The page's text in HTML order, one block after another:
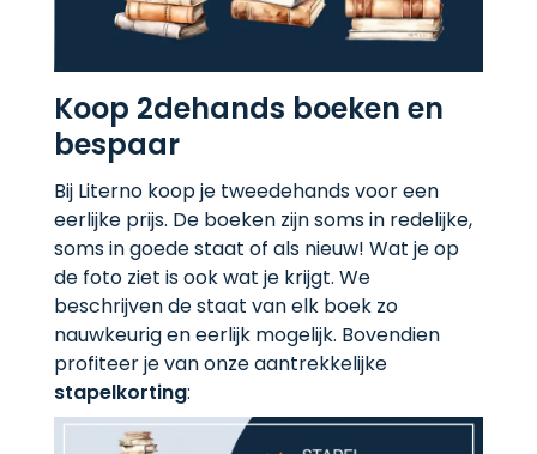
Koop 2dehands boeken en
bespaar
Bij Literno koop je tweedehands voor een
eerlijke prijs. De boeken zijn soms in redelijke,
soms in goede staat of als nieuw! Wat je op
de foto ziet is ook wat je krijgt. We
beschrijven de staat van elk boek zo
nauwkeurig en eerlijk mogelijk. Bovendien
profiteer je van onze aantrekkelijke
stapelkorting: